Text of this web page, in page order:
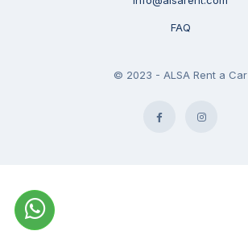
FAQ
© 2023 - ALSA Rent a Car